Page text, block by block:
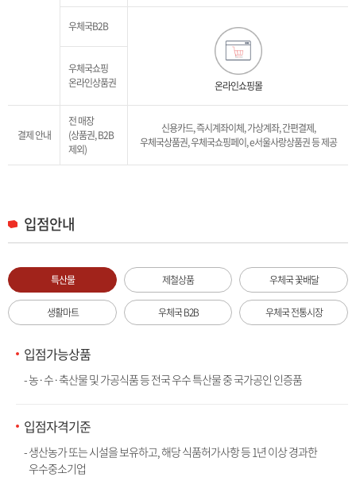
우체국B2B
온라인쇼핑몰
우체국쇼핑
온라인상품권
결제 안내
전 매장
(상품권, B2B
제외)
신용카드, 즉시계좌이체, 가상계좌, 간편결제,
우체국상품권, 우체국쇼핑페이, e서울사랑상품권 등 제공
입점안내
특산물 제철상품 우체국 꽃배달
생활마트 우체국 B2B 우체국 전통시장
입점가능상품
- 농·수·축산물 및 가공식품 등 전국 우수 특산물 중 국가공인 인증품
입점자격기준
- 생산농가 또는 시설을 보유하고, 해당 식품허가사항 등 1년 이상 경과한
우수중소기업